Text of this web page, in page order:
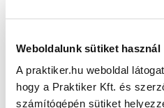
Weboldalunk sütiket használ
A praktiker.hu weboldal
hogy a Praktiker Kft. és
számítógépén sütiket
Oldal